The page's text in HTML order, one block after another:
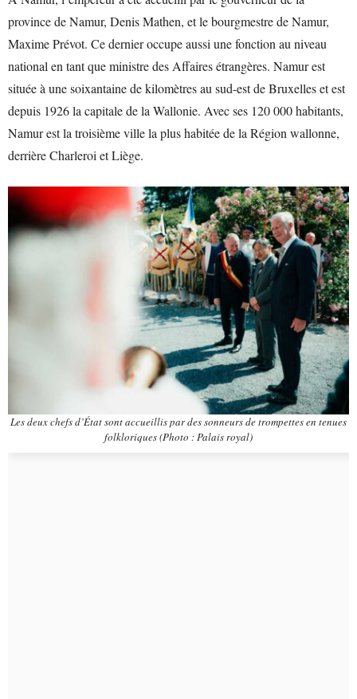
province de Namur, Denis Mathen, et le bourgmestre de Namur,
Maxime Prévot. Ce dernier occupe aussi une fonction au niveau
national en tant que ministre des Affaires étrangères. Namur est
située à une soixantaine de kilomètres au sud-est de Bruxelles et est
depuis 1926 la capitale de la Wallonie. Avec ses 120 000 habitants,
Namur est la troisième ville la plus habitée de la Région wallonne,
derrière Charleroi et Liège.
Les deux chefs d’État sont accueillis par des sonneurs de trompettes en tenues
folkloriques (Photo : Palais royal)